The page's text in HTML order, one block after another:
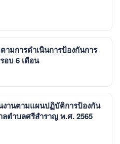
ามการดำเนินการป้องกันการ
อบ 6 เดือน
งานตามแผนปฏิบัติการป้องกัน
ลตำบลศรีสำราญ พ.ศ. 2565